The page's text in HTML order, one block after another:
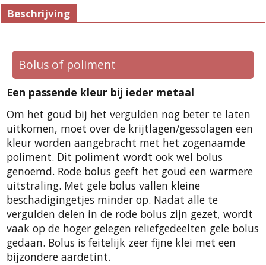
Beschrijving
Bolus of poliment
Een passende kleur bij ieder metaal
Om het goud bij het vergulden nog beter te laten
uitkomen, moet over de krijtlagen/gessolagen een
kleur worden aangebracht met het zogenaamde
poliment. Dit poliment wordt ook wel bolus
genoemd. Rode bolus geeft het goud een warmere
uitstraling. Met gele bolus vallen kleine
beschadigingetjes minder op. Nadat alle te
vergulden delen in de rode bolus zijn gezet, wordt
vaak op de hoger gelegen reliefgedeelten gele bolus
gedaan. Bolus is feitelijk zeer fijne klei met een
bijzondere aardetint.